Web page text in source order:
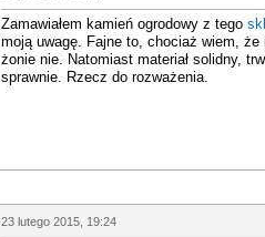
Zamawiałem kamień ogrodowy z tego
moją uwagę. Fajne to, chociaż wiem,
żonie nie. Natomiast materiał solidny,
sprawnie. Rzecz do rozważenia.
23 lutego 2015, 19:24